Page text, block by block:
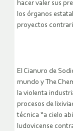
hacer valer sus
los órganos
proyectos
El Cianuro de
mundo y The
la violenta
procesos de
técnica “a cielo
ludovicense